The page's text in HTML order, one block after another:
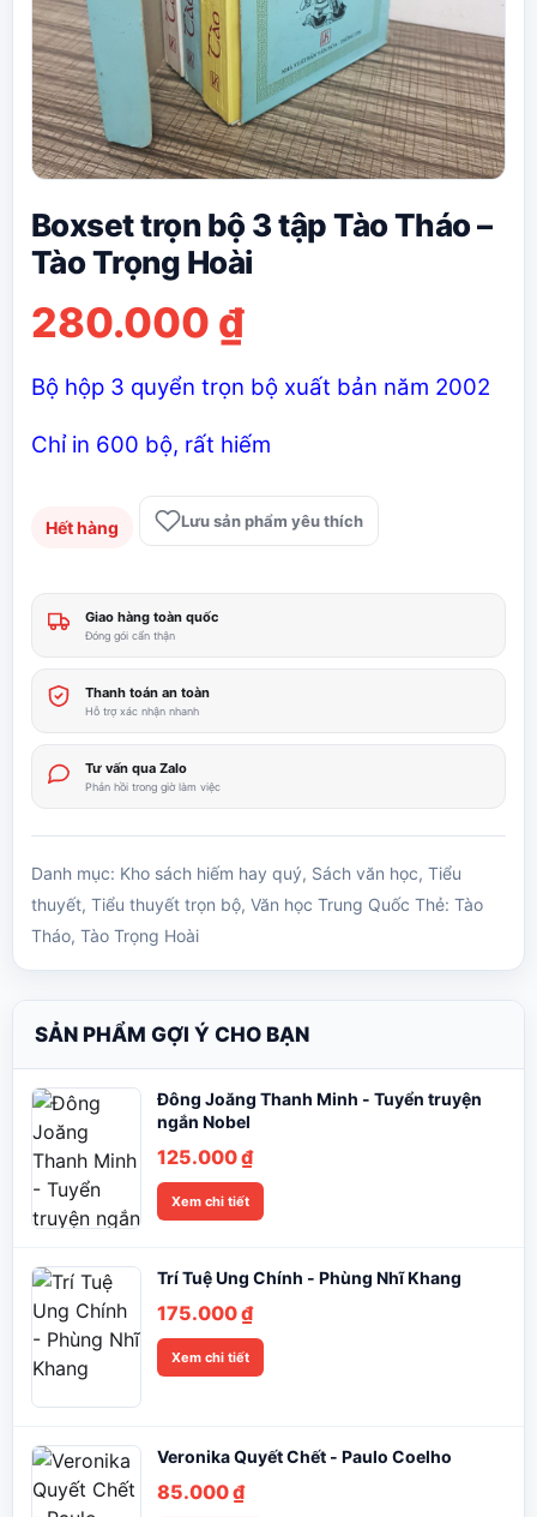
Boxset trọn bộ 3 tập Tào Tháo –
Tào Trọng Hoài
280.000 ₫
Bộ hộp 3 quyển trọn bộ xuất bản năm 2002
Chỉ in 600 bộ, rất hiếm
Hết hàng Lưu sản phẩm yêu thích
Giao hàng toàn quốc
Đóng gói cẩn thận
Thanh toán an toàn
Hỗ trợ xác nhận nhanh
Tư vấn qua Zalo
Phản hồi trong giờ làm việc
Danh mục: Kho sách hiếm hay quý, Sách văn học, Tiểu
thuyết, Tiểu thuyết trọn bộ, Văn học Trung Quốc Thẻ: Tào
Tháo, Tào Trọng Hoài
SẢN PHẨM GỢI Ý CHO BẠN
Đông Joăng Thanh Minh - Tuyển truyện
ngắn Nobel
125.000₫
Xem chi tiết
Trí Tuệ Ung Chính - Phùng Nhĩ Khang
175.000₫
Xem chi tiết
Veronika Quyết Chết - Paulo Coelho
85.000₫